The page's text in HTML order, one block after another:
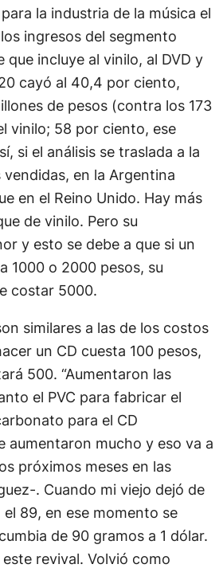
la industria de la música el
ingresos del segmento
incluye al vinilo, al DVD y
cayó al 40,4 por ciento,
de pesos (contra los 173
vinilo; 58 por ciento, ese
si el análisis se traslada a la
en la Argentina
en el Reino Unido. Hay más
de vinilo. Pero su
y esto se debe a que si un
1000 o 2000 pesos, su
costar 5000.
similares a las de los costos
un CD cuesta 100 pesos,
500. “Aumentaron las
el PVC para fabricar el
para el CD
aumentaron mucho y eso va a
próximos meses en las
. Cuando mi viejo dejó de
89, en ese momento se
de 90 gramos a 1 dólar.
revival. Volvió como